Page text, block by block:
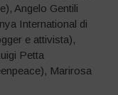
Angelo Gentili
International di
e attivista),
Petta
Marirosa